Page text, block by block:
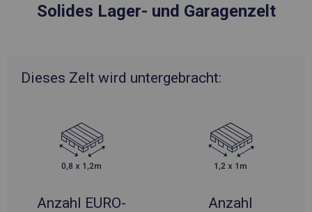
Solides Lager- und Garagenzelt
Dieses Zelt wird untergebracht:
Anzahl EURO-
Anzahl